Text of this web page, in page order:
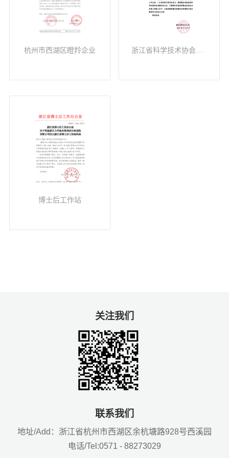
杭州市西湖区瞪羚企业
博士后工作站
关注我们
联系我们
地址/Add：浙江省杭州市西湖区余杭塘路928号西溪园
电话/Tel:0571 - 88273029